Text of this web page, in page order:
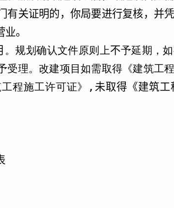
有关证明的 ，你局要进行复核，并
。
。规划确认文件原则上不予延期，
受理。改建项目如需取得《建筑工
程施工许可证》
, 未取得《建筑